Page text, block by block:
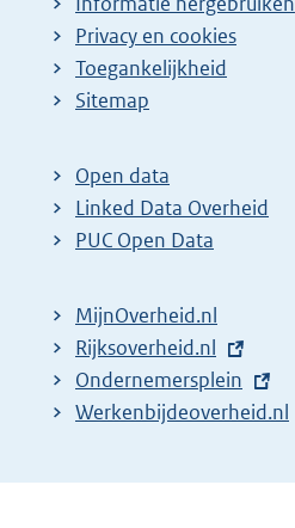
Privacy en cookies
Toegankelijkheid
Sitemap
Open data
Linked Data Overheid
PUC Open Data
MijnOverheid.nl
E
x
t
r
Rijksoverheid.nl
E
x
e
Ondernemersplein
E
t
Werkenbijdeoverheid.nl